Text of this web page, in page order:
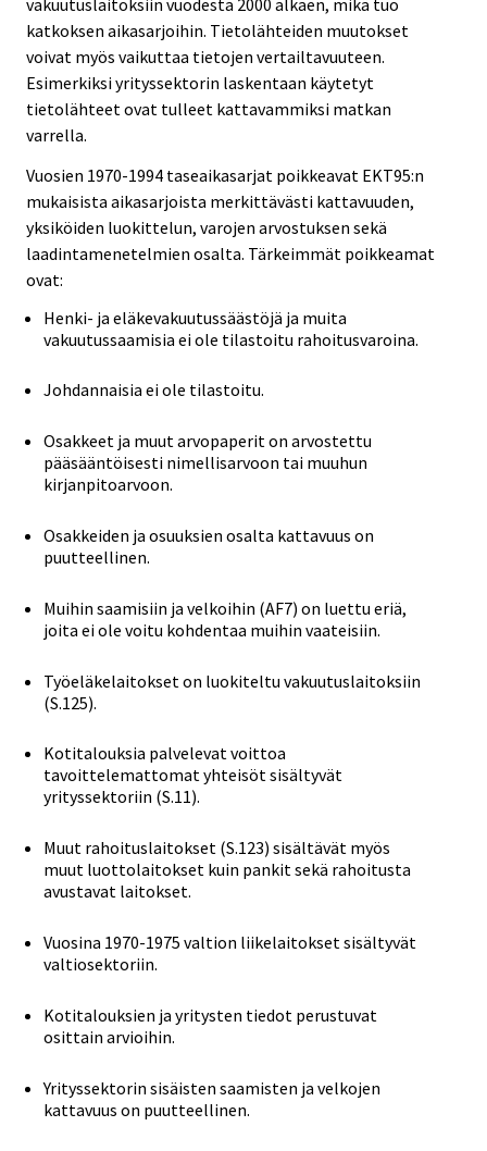
katkoksen aikasarjoihin. Tietolähteiden muutokset
voivat myös vaikuttaa tietojen vertailtavuuteen.
Esimerkiksi yrityssektorin laskentaan käytetyt
tietolähteet ovat tulleet kattavammiksi matkan
varrella.
Vuosien 1970-1994 taseaikasarjat poikkeavat EKT95:n
mukaisista aikasarjoista merkittävästi kattavuuden,
yksiköiden luokittelun, varojen arvostuksen sekä
laadintamenetelmien osalta. Tärkeimmät poikkeamat
ovat:
Henki- ja eläkevakuutussäästöjä ja muita
vakuutussaamisia ei ole tilastoitu rahoitusvaroina.
Johdannaisia ei ole tilastoitu.
Osakkeet ja muut arvopaperit on arvostettu
pääsääntöisesti nimellisarvoon tai muuhun
kirjanpitoarvoon.
Osakkeiden ja osuuksien osalta kattavuus on
puutteellinen.
Muihin saamisiin ja velkoihin (AF7) on luettu eriä,
joita ei ole voitu kohdentaa muihin vaateisiin.
Työeläkelaitokset on luokiteltu vakuutuslaitoksiin
(S.125).
Kotitalouksia palvelevat voittoa
tavoittelemattomat yhteisöt sisältyvät
yrityssektoriin (S.11).
Muut rahoituslaitokset (S.123) sisältävät myös
muut luottolaitokset kuin pankit sekä rahoitusta
avustavat laitokset.
Vuosina 1970-1975 valtion liikelaitokset sisältyvät
valtiosektoriin.
Kotitalouksien ja yritysten tiedot perustuvat
osittain arvioihin.
Yrityssektorin sisäisten saamisten ja velkojen
kattavuus on puutteellinen.